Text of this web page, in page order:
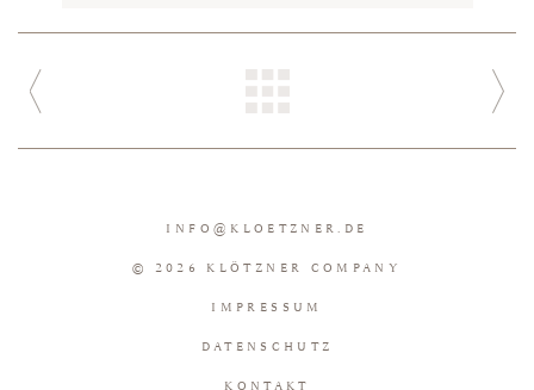
INFO @ KLOETZNER.DE
© 2026 KLÖTZNER COMPANY
IMPRESSUM
DATENSCHUTZ
KONTAKT